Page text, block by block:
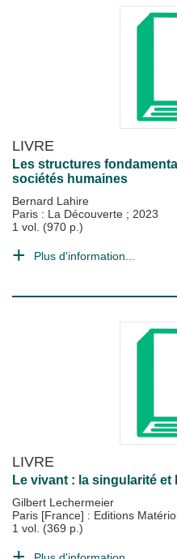
LIVRE
Les structures
sociétés humaines
Bernard Lahire
Paris : La Découverte ; 2023
1 vol. (970 p.)
Plus d'information...
LIVRE
Le vivant : la singularité et
Gilbert Lechermeier
Paris [France] : Editions
1 vol. (369 p.)